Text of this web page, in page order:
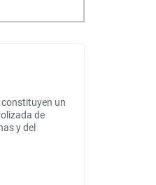
un
de
y del